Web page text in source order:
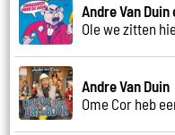
Andre Van Duin
Ole we zitten
Andre Van Duin
Ome Cor heb